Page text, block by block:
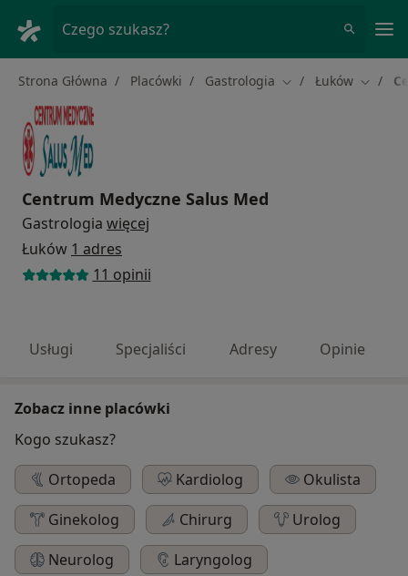
Czego szukasz?
Strona Główna Placówki Gastrologia Zmień miasto
Łuków Zmień
Centrum Medyczne Salus Med
Gastrologia więcej
Łuków 1 adres
11 opinii
Usługi Specjaliści Adresy Opinie
Zobacz inne placówki
Kogo szukasz?
Ortopeda
Kardiolog
Okulista
Ginekolog
Chirurg
Urolog
Neurolog
Laryngolog